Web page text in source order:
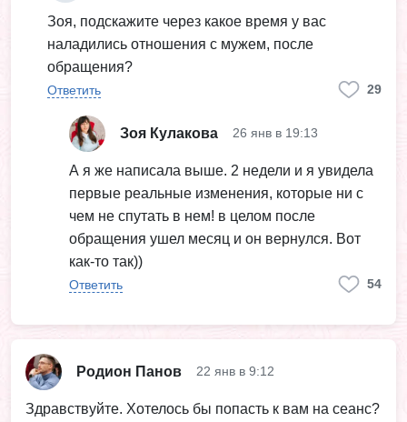
Зоя, подскажите через какое время у вас
наладились отношения с мужем, после
обращения?
Ответить 29
Зоя Кулакова 26 янв в 19:13
А я же написала выше. 2 недели и я увидела
первые реальные изменения, которые ни с
чем не спутать в нем! в целом после
обращения ушел месяц и он вернулся. Вот
как-то так))
Ответить 54
Родион Панов 22 янв в 9:12
Здравствуйте. Хотелось бы попасть к вам на сеанс?